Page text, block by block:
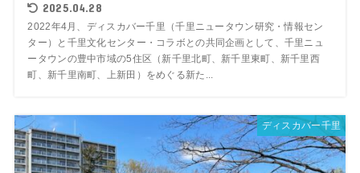
2025.04.28
2022年4月、ディスカバー千里（千里ニュータウン研究・情報セン
ター）と千里文化センター・コラボとの共同企画として、千里ニュ
ータウンの豊中市域の5住区（新千里北町、新千里東町、新千里西
町、新千里南町、上新田）をめぐる新た...
ディスカバー千里